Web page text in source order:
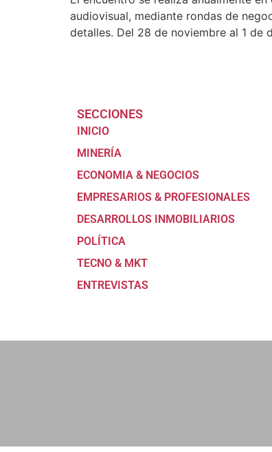
audiovisual, mediante rondas de
detalles. Del 28 de noviembre al 1 de
SECCIONES
INICIO
MINERÍA
ECONOMIA & NEGOCIOS
EMPRESARIOS & PROFESIONALES
DESARROLLOS INMOBILIARIOS
POLÍTICA
TECNO & MKT
ENTREVISTAS